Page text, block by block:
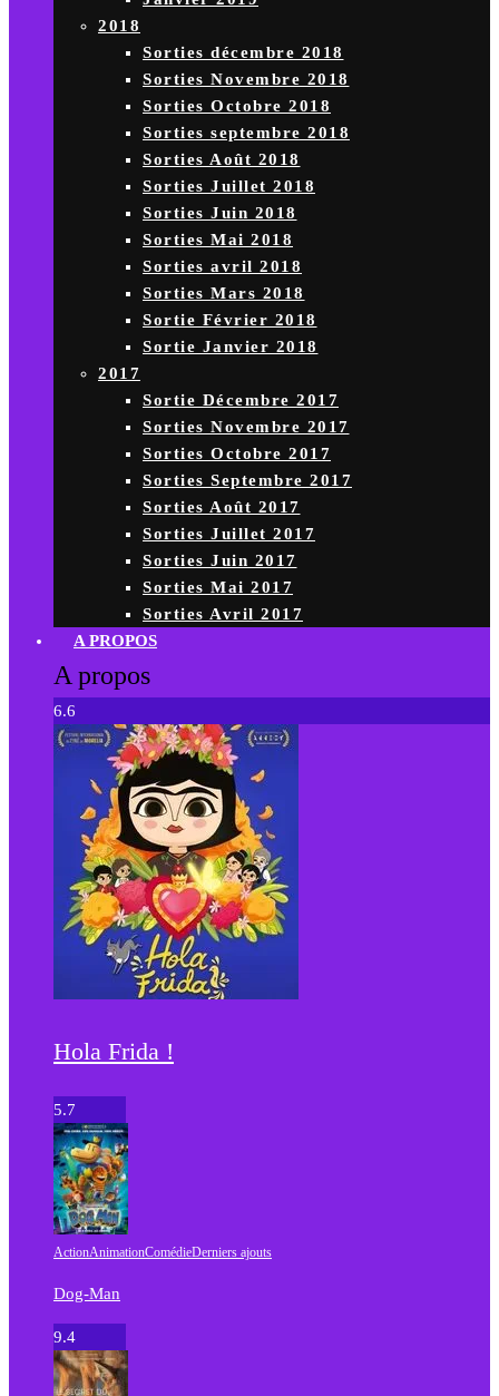
2018
Sorties décembre 2018
Sorties Novembre 2018
Sorties Octobre 2018
Sorties septembre 2018
Sorties Août 2018
Sorties Juillet 2018
Sorties Juin 2018
Sorties Mai 2018
Sorties avril 2018
Sorties Mars 2018
Sortie Février 2018
Sortie Janvier 2018
2017
Sortie Décembre 2017
Sorties Novembre 2017
Sorties Octobre 2017
Sorties Septembre 2017
Sorties Août 2017
Sorties Juillet 2017
Sorties Juin 2017
Sorties Mai 2017
Sorties Avril 2017
A PROPOS
A propos
6.6
Hola Frida !
5.7
ActionAnimationComédieDerniers ajouts
Dog-Man
9.4